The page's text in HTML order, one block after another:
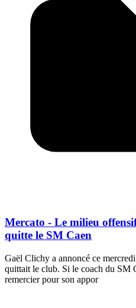
Mercato - Le milieu
quitte le SM Caen
Gaël Clichy a annoncé ce
quittait le club. Si le coach du SM
remercier pour son appor